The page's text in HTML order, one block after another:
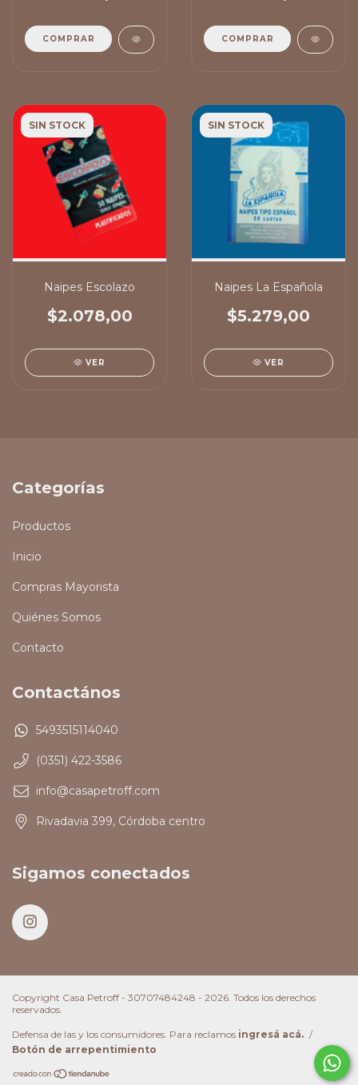
COMPRAR COMPRAR
SIN STOCK
Naipes Escolazo
$2.078,00
VER
SIN STOCK
Naipes La Española
$5.279,00
VER
Categorías
Productos
Inicio
Compras Mayorista
Quiénes Somos
Contacto
Contactános
5493515114040
(0351) 422-3586
info@casapetroff.com
Rivadavia 399, Córdoba centro
Sigamos conectados
Copyright Casa Petroff - 30707484248 - 2026. Todos los derechos
reservados.
Defensa de las y los consumidores. Para reclamos ingresá acá. /
Botón de arrepentimiento